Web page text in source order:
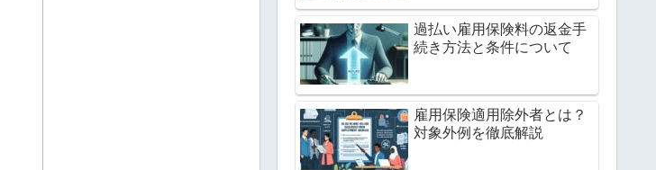
過払い雇用保険料の返金手
続き方法と条件について
雇用保険適用除外者とは？
対象外例を徹底解説